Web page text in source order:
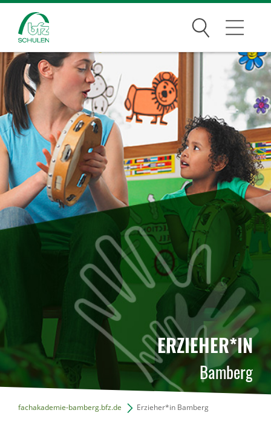
Suchen
Traumberufe
Wer wir sind
Infos
Jobs
Standorte
News Archiv
ERZIEHER*IN
Bamberg
fachakademie-bamberg.bfz.de Erzieher*in Bamberg